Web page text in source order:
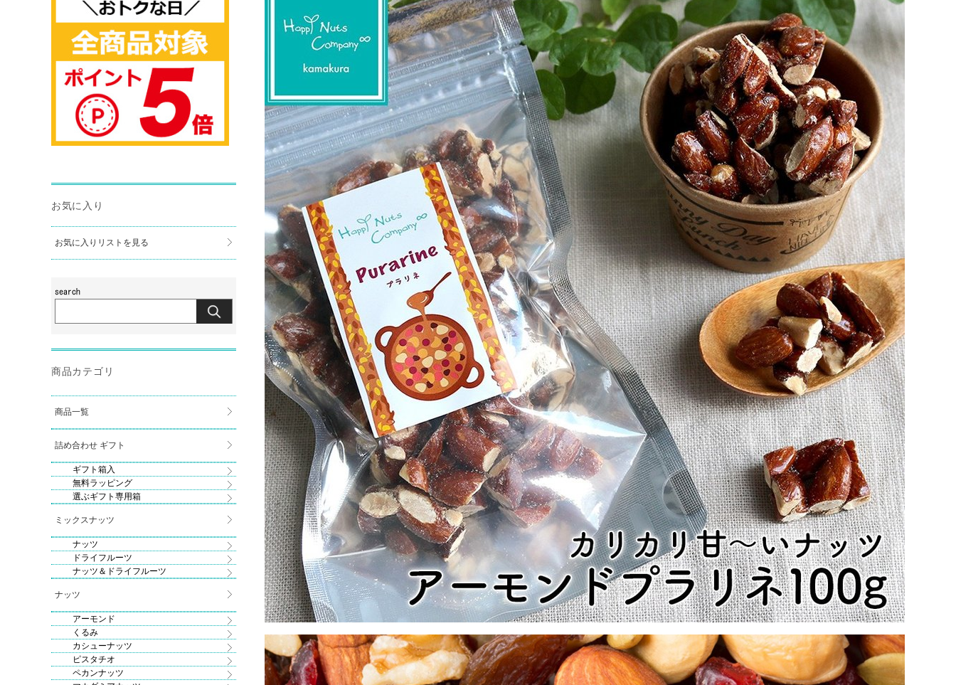
お気に入り
お気に入りリストを見る
商品カテゴリ
商品一覧
詰め合わせ ギフト
ギフト箱入
無料ラッピング
選ぶギフト専用箱
ミックスナッツ
ナッツ
ドライフルーツ
ナッツ＆ドライフルーツ
ナッツ
アーモンド
くるみ
カシューナッツ
ピスタチオ
ペカンナッツ